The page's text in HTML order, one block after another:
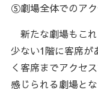
⑤劇場全体でのア
新たな劇場もこ
少ない1階に客席が
く客席までアクセ
感じられる劇場と